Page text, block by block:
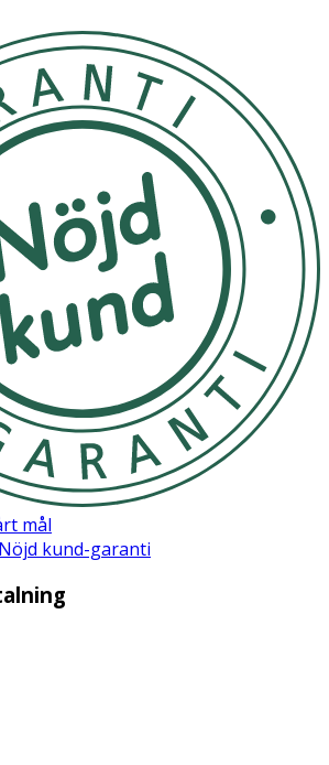
12–18 kg
material
för ökad komfort
med FSC‑certifierad cellulosa
dag och natt
visar när byte behövs
Oeko‑Tex Standard 100
borta från barn för att undvika
temperatur på minst 10 °C.
mål
kund-garanti